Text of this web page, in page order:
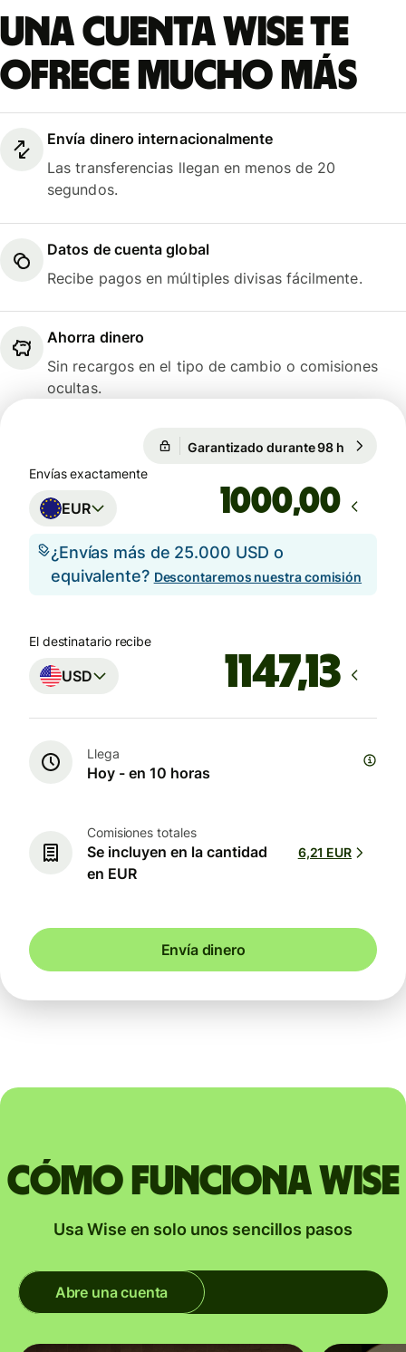
Una cuenta Wise te
ofrece mucho más
Envía dinero internacionalmente
Las transferencias llegan en menos de 20
segundos.
Datos de cuenta global
Recibe pagos en múltiples divisas fácilmente.
Ahorra dinero
Sin recargos en el tipo de cambio o comisiones
ocultas.
Garantizado durante 98 h
Envías exactamente
EUR ,00
¿Envías más de 25.000 USD o
equivalente? Descontaremos nuestra comisión
El destinatario recibe
USD
Llega
Hoy - en 10 horas
Comisiones totales
Se incluyen en la cantidad
en EUR
6,21 EUR
Envía dinero
Cómo funciona Wise
Usa Wise en solo unos sencillos pasos
Abre una cuenta